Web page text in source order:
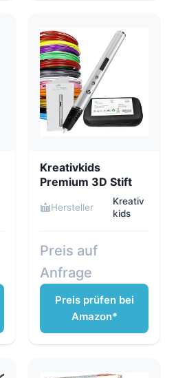
Kreativkids
Premium 3D Stift
Hersteller
Kreativ
kids
Preis auf
Anfrage
Preis prüfen bei
Amazon*